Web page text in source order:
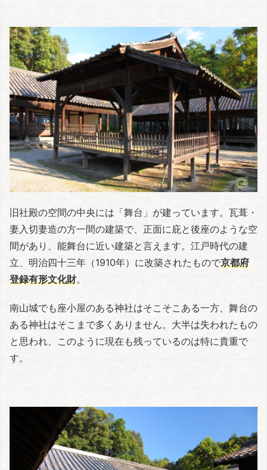
旧社殿の空間の中央には「舞台」が建っています。瓦葺・
妻入切妻造の方一間の建築で、正面に庇と後座のような空
間があり、能舞台に近い建築と言えます。江戸時代の建
立、明治四十三年（1910年）に改築されたもので京都府
登録有形文化財。
南山城でも座小屋のある神社はそこそこある一方、舞台の
ある神社はそこまで多くありません。大半は失われたもの
と思われ、このように現在も残っているのは特に貴重で
す。